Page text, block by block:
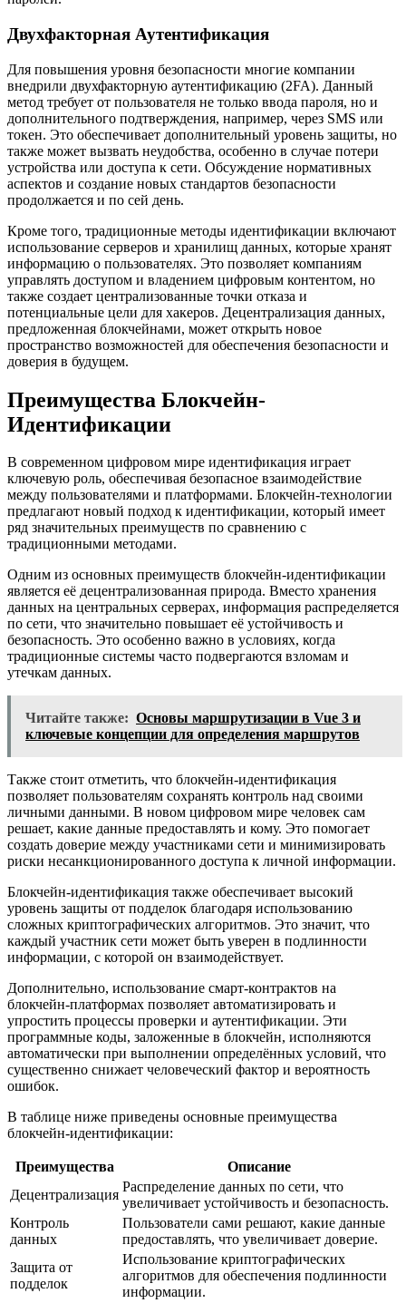
Двухфакторная Аутентификация
Для повышения уровня безопасности многие компании
внедрили двухфакторную аутентификацию (2FA). Данный
метод требует от пользователя не только ввода пароля, но и
дополнительного подтверждения, например, через SMS или
токен. Это обеспечивает дополнительный уровень защиты, но
также может вызвать неудобства, особенно в случае потери
устройства или доступа к сети. Обсуждение нормативных
аспектов и создание новых стандартов безопасности
продолжается и по сей день.
Кроме того, традиционные методы идентификации включают
использование серверов и хранилищ данных, которые хранят
информацию о пользователях. Это позволяет компаниям
управлять доступом и владением цифровым контентом, но
также создает централизованные точки отказа и
потенциальные цели для хакеров. Децентрализация данных,
предложенная блокчейнами, может открыть новое
пространство возможностей для обеспечения безопасности и
доверия в будущем.
Преимущества Блокчейн-
Идентификации
В современном цифровом мире идентификация играет
ключевую роль, обеспечивая безопасное взаимодействие
между пользователями и платформами. Блокчейн-технологии
предлагают новый подход к идентификации, который имеет
ряд значительных преимуществ по сравнению с
традиционными методами.
Одним из основных преимуществ блокчейн-идентификации
является её децентрализованная природа. Вместо хранения
данных на центральных серверах, информация распределяется
по сети, что значительно повышает её устойчивость и
безопасность. Это особенно важно в условиях, когда
традиционные системы часто подвергаются взломам и
утечкам данных.
Читайте также: Основы маршрутизации в Vue 3 и
ключевые концепции для определения маршрутов
Также стоит отметить, что блокчейн-идентификация
позволяет пользователям сохранять контроль над своими
личными данными. В новом цифровом мире человек сам
решает, какие данные предоставлять и кому. Это помогает
создать доверие между участниками сети и минимизировать
риски несанкционированного доступа к личной информации.
Блокчейн-идентификация также обеспечивает высокий
уровень защиты от подделок благодаря использованию
сложных криптографических алгоритмов. Это значит, что
каждый участник сети может быть уверен в подлинности
информации, с которой он взаимодействует.
Дополнительно, использование смарт-контрактов на
блокчейн-платформах позволяет автоматизировать и
упростить процессы проверки и аутентификации. Эти
программные коды, заложенные в блокчейн, исполняются
автоматически при выполнении определённых условий, что
существенно снижает человеческий фактор и вероятность
ошибок.
В таблице ниже приведены основные преимущества
блокчейн-идентификации:
Преимущества
Описание
Децентрализация
Распределение данных по сети, что
увеличивает устойчивость и безопасность.
Контроль
данных
Пользователи сами решают, какие данные
предоставлять, что увеличивает доверие.
Защита от
подделок
Использование криптографических
алгоритмов для обеспечения подлинности
информации.